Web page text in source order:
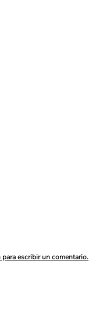
escribir un comentario.